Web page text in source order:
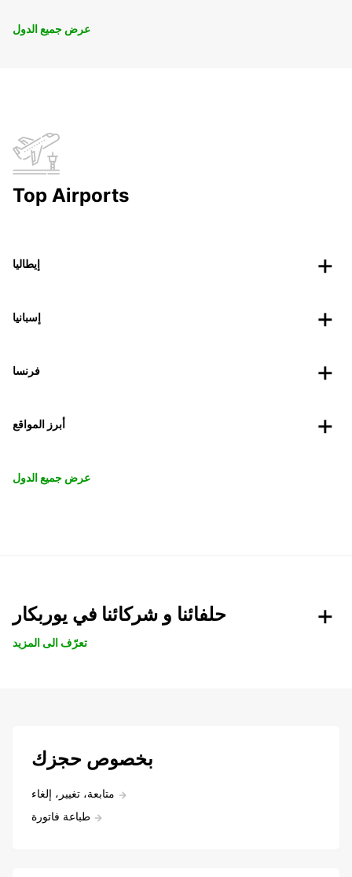
عرض جميع الدول
Top Airports
إيطاليا
إسبانيا
فرنسا
أبرز المواقع
عرض جميع الدول
حلفائنا و شركائنا في يوربكار
تعرّف الى المزيد
بخصوص حجزك
متابعة، تغيير، إلغاء
طباعة فاتورة